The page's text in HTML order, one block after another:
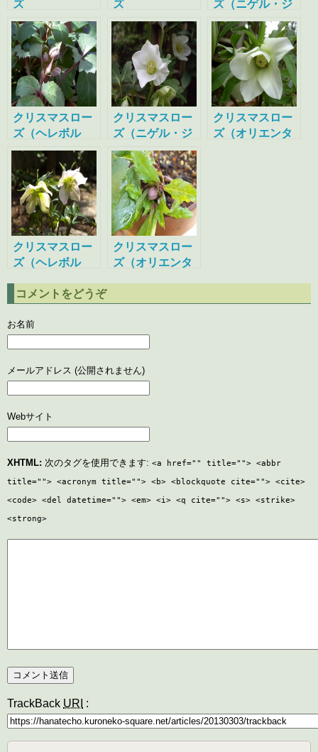
ズ
ズ
ズ（ニゲル・ジ
ョセフレンバ
ー）
クリスマスロー
ズ（ヘレボル
ス・ステルニ
クリスマスロー
ズ（ニゲル・ジ
ョセフレンバ
ー）
クリスマスロー
ズ（オリエンタ
クリスマスロー
ズ（ヘレボル
クリスマスロー
ズ（オリエンタ
コメントをどうぞ
お名前
メールアドレス (公開されません)
Webサイト
XHTML: 次のタグを使用できます: <a href="" title=""> <abbr
title=""> <acronym title=""> <b> <blockquote cite=""> <cite>
<code> <del datetime=""> <em> <i> <q cite=""> <s> <strike>
<strong>
TrackBack URI :